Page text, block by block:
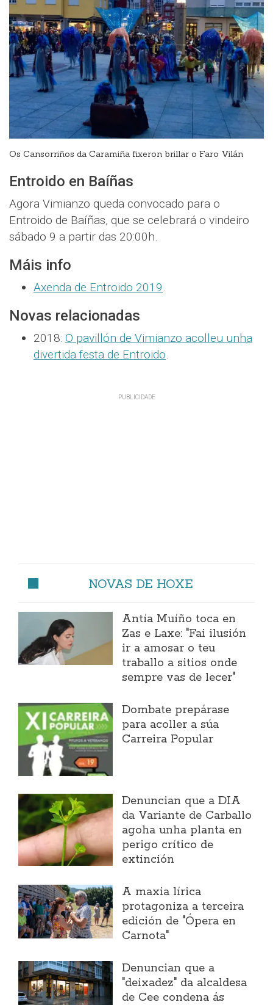
Os Cansorriños da Caramiña fixeron brillar o Faro Vilán
Entroido en Baíñas
Agora Vimianzo queda convocado para o
Entroido de Baíñas, que se celebrará o vindeiro
sábado 9 a partir das 20:00h.
Máis info
Axenda de Entroido 2019.
Novas relacionadas
2018: O pavillón de Vimianzo acolleu unha
divertida festa de Entroido.
NOVAS DE HOXE
Antía Muíño toca en
Zas e Laxe: "Fai ilusión
ir a amosar o teu
traballo a sitios onde
sempre vas de lecer"
Dombate prepárase
para acoller a súa
Carreira Popular
Denuncian que a DIA
da Variante de Carballo
agoha unha planta en
perigo crítico de
extinción
A maxia lírica
protagoniza a terceira
edición de "Ópera en
Carnota"
Denuncian que a
"deixadez" da alcaldesa
de Cee condena ás